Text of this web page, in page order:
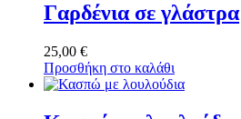
Γαρδένια σε γλάστρα
25,00 €
Προσθήκη στο καλάθι